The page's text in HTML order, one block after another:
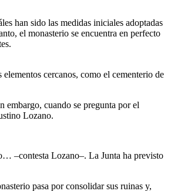
han sido las medidas iniciales adoptadas
el monasterio se encuentra en perfecto
cercanos, como el cementerio de
embargo, cuando se pregunta por el
Lozano.
–contesta Lozano–. La Junta ha previsto
pasa por consolidar sus ruinas y,